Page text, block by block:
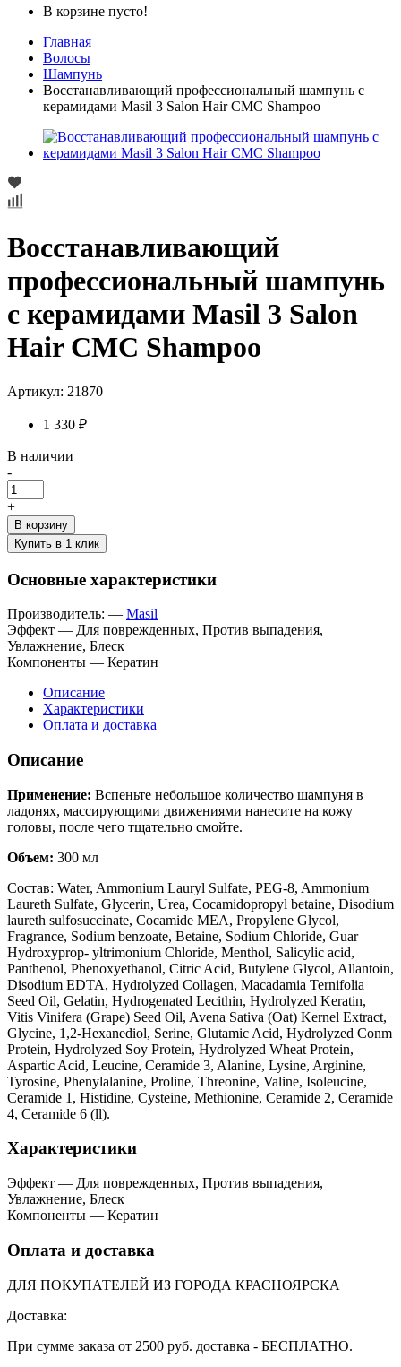
В корзине пусто!
Главная
Волосы
Шампунь
Восстанавливающий профессиональный шампунь с
керамидами Masil 3 Salon Hair CMC Shampoo
Восстанавливающий
профессиональный шампунь
с керамидами Masil 3 Salon
Hair CMC Shampoo
Артикул: ​21870
1 330 ₽
В наличии
-
+
В корзину
Купить в 1 клик
Основные характеристики
Производитель: — Masil
Эффект — Для поврежденных, Против выпадения,
Увлажнение, Блеск
Компоненты — Кератин
Описание
Характеристики
Оплата и доставка
Описание
Применение: Вспеньте небольшое количество шампуня в
ладонях, массирующими движениями нанесите на кожу
головы, после чего тщательно смойте.
Объем: 300 мл
Состав: Water, Ammonium Lauryl Sulfate, PEG-8, Ammonium
Laureth Sulfate, Glycerin, Urea, Cocamidopropyl betaine, Disodium
laureth sulfosuccinate, Cocamide MEA, Propylene Glycol,
Fragrance, Sodium benzoate, Betaine, Sodium Chloride, Guar
Hydroxyprop- yltrimonium Chloride, Menthol, Salicylic acid,
Panthenol, Phenoxyethanol, Citric Acid, Butylene Glycol, Allantoin,
Disodium EDTA, Hydrolyzed Collagen, Macadamia Ternifolia
Seed Oil, Gelatin, Hydrogenated Lecithin, Hydrolyzed Keratin,
Vitis Vinifera (Grape) Seed Oil, Avena Sativa (Oat) Kernel Extract,
Glycine, 1,2-Hexanediol, Serine, Glutamic Acid, Hydrolyzed Conm
Protein, Hydrolyzed Soy Protein, Hydrolyzed Wheat Protein,
Aspartic Acid, Leucine, Ceramide 3, Alanine, Lysine, Arginine,
Tyrosine, Phenylalanine, Proline, Threonine, Valine, Isoleucine,
Ceramide 1, Histidine, Cysteine, Methionine, Ceramide 2, Ceramide
4, Ceramide 6 (ll).
Характеристики
Эффект — Для поврежденных, Против выпадения,
Увлажнение, Блеск
Компоненты — Кератин
Оплата и доставка
ДЛЯ ПОКУПАТЕЛЕЙ ИЗ ГОРОДА КРАСНОЯРСКА
Доставка:
При сумме заказа от 2500 руб. доставка - БЕСПЛАТНО.